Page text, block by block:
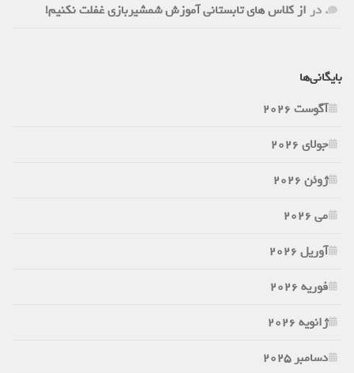
. در از کلاس های تابستانی آموزش شمشیربازی غفلت نکنیم!
بایگانی‌ها
آگوست 2026
جولای 2026
ژوئن 2026
می 2026
آوریل 2026
فوریه 2026
ژانویه 2026
دسامبر 2025